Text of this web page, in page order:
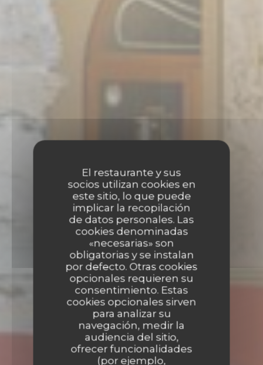
El restaurante y sus
socios utilizan cookies en
este sitio, lo que puede
implicar la recopilación
de datos personales. Las
cookies denominadas
«necesarias» son
obligatorias y se instalan
por defecto. Otras cookies
opcionales requieren su
consentimiento. Estas
cookies opcionales sirven
para analizar su
navegación, medir la
audiencia del sitio,
ofrecer funcionalidades
(por ejemplo,